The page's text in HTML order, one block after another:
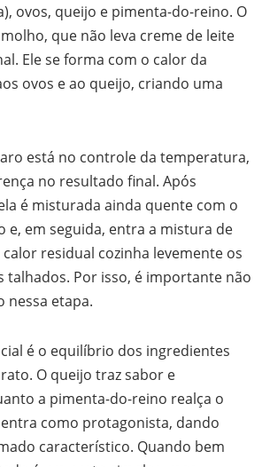
ovos, queijo e pimenta-do-reino. O
que não leva creme de leite
Ele se forma com o calor da
ovos e ao queijo, criando uma
está no controle da temperatura,
no resultado final. Após
é misturada ainda quente com o
e, em seguida, entra a mistura de
calor residual cozinha levemente os
talhados. Por isso, é importante não
nessa etapa.
é o equilíbrio dos ingredientes
O queijo traz sabor e
a pimenta-do-reino realça o
como protagonista, dando
característico. Quando bem